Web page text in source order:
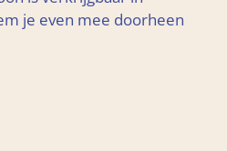
je even mee doorheen